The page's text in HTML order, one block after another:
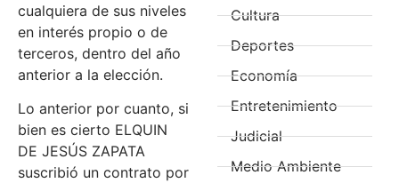
cualquiera de sus niveles
en interés propio o de
terceros, dentro del año
anterior a la elección.
Lo anterior por cuanto, si
bien es cierto ELQUIN
DE JESÚS ZAPATA
suscribió un contrato por
Cultura
Deportes
Economía
Entretenimiento
Judicial
Medio Ambiente